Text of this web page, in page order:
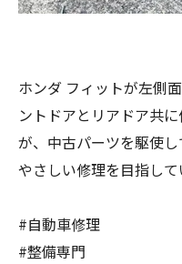
ホンダ フィットが左側
ントドアとリアドア共
が、中古パーツを駆使
やさしい修理を目指して
#自動車修理
#整備専門